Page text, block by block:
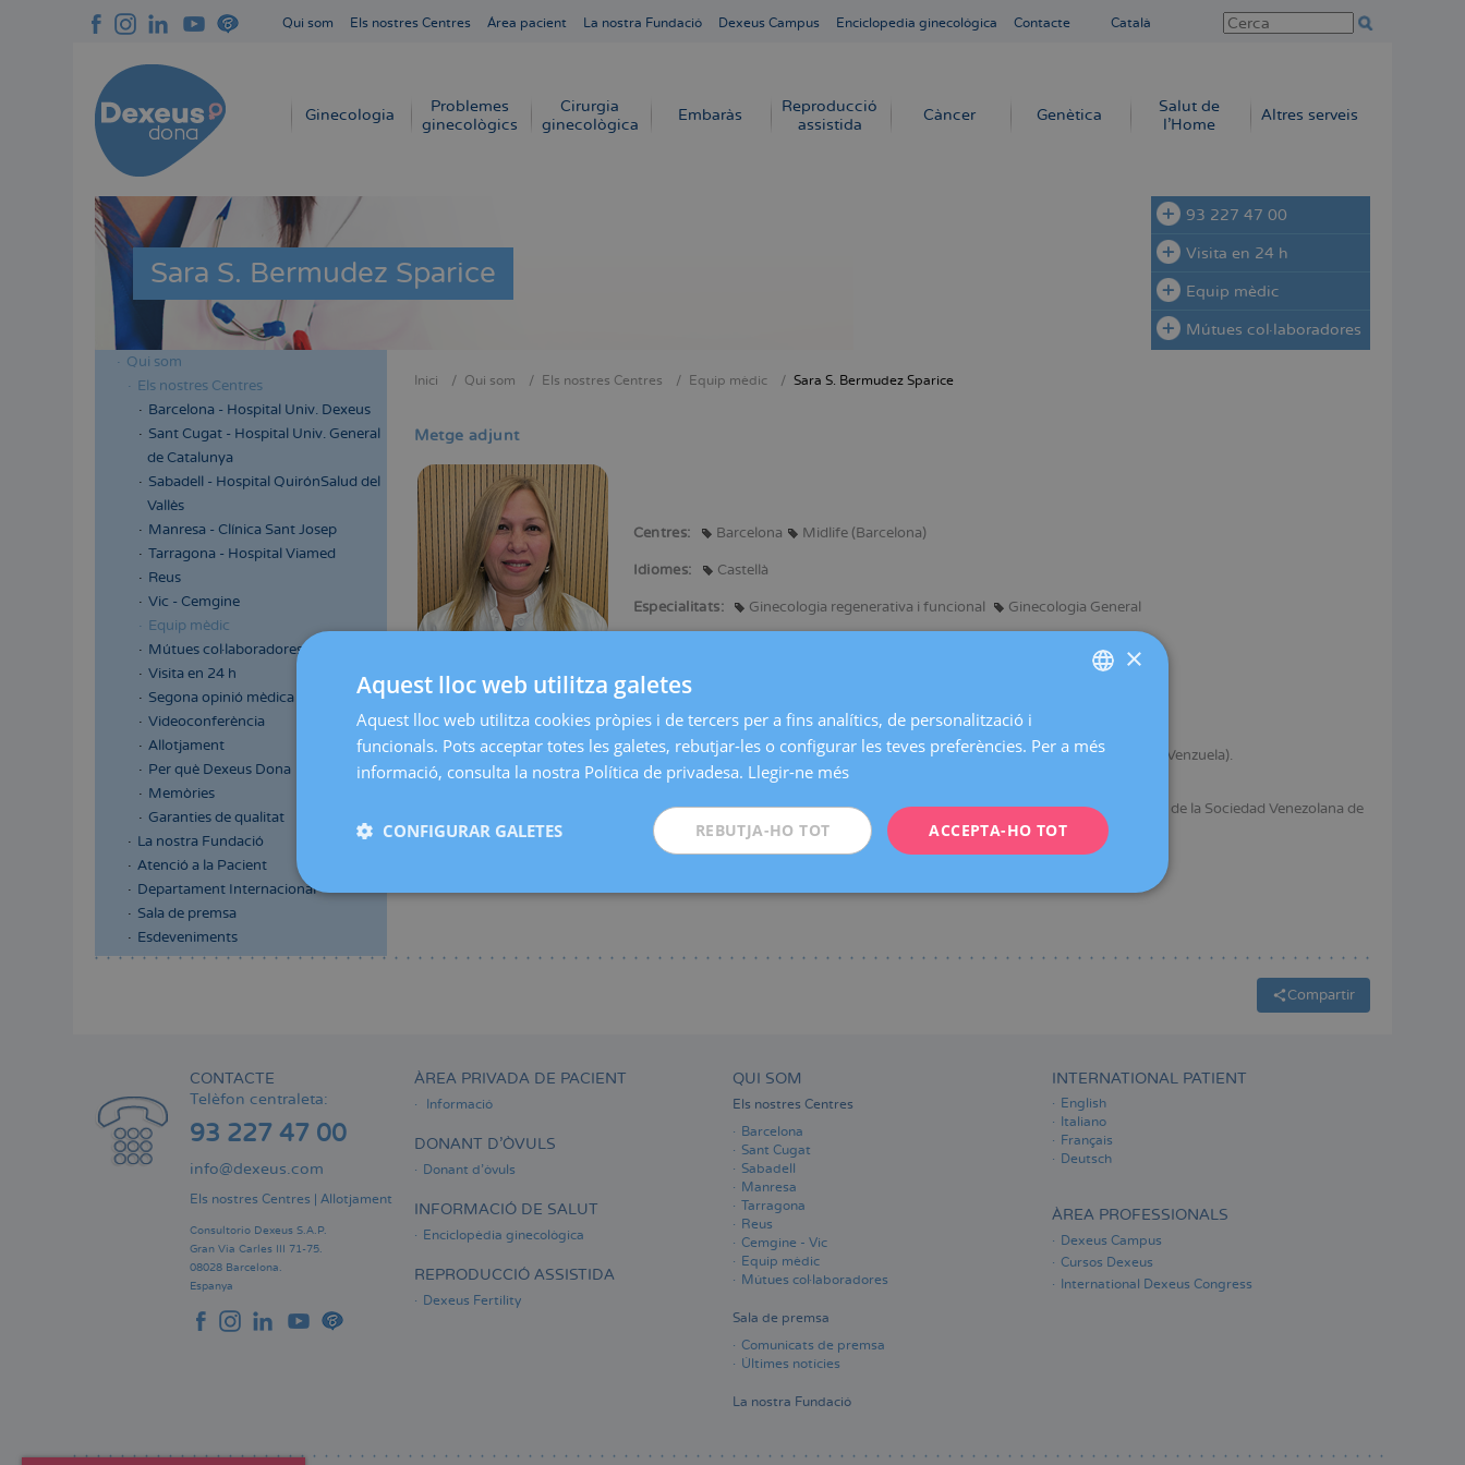
Qui som Els nostres Centres Área pacient La nostra Fundació Dexeus Campus Enciclopedia ginecológica Contacte Català
Navegación
Ginecologia
Problemes
ginecològics
Cirurgia
ginecològica
Embaràs
Reproducció
assistida
Càncer Genètica
Salut de
l'Home
Altres serveis
Sara S. Bermudez Sparice
93 227 47 00
Visita en 24 h
Equip mèdic
Mútues col·laboradores
Menú
lateral
cabecera
Qui som
Els nostres Centres
Barcelona - Hospital Univ. Dexeus
Sant Cugat - Hospital Univ. General
de Catalunya
Sabadell - Hospital QuirónSalud del
Vallès
Manresa - Clínica Sant Josep
Tarragona - Hospital Viamed
Reus
Vic - Cemgine
Equip mèdic
Mútues col·laboradores
Visita en 24 h
Segona opinió mèdica
Videoconferència
Allotjament
Per què Dexeus Dona
Memòries
Garanties de qualitat
La nostra Fundació
Atenció a la Pacient
Departament Internacional
Sala de premsa
Esdeveniments
d'Ariadna
Inici Qui som Els nostres Centres Equip mèdic Sara S. Bermudez Sparice
Metge adjunt
Centres: Barcelona Midlife (Barcelona)
Idiomes: Castellà
Especialitats: Ginecologia regenerativa i funcional Ginecologia General
Llicenciada en Medicina i Cirurgia per la Universidad de Los Andes (Veneçuela).
Formació MIR com a especialista en Ginecologia i Obstetrícia a l'Hospital Domingo Luciani (Universidad Central de Venzuela).
Membre de la Unidad de Uro-ginecología Centro Clínico Santa Ana. Puerto de la Cruz (Veneçuela) i de la Fundación de la Sociedad Venezolana de
Cirugía Endoscópica Ginecológica y Mínima Invasión (SOVECEGMI).
Compartir
CONTACTE
Telèfon centraleta:
93 227 47 00
info@dexeus.com
Els nostres Centres | Allotjament
Consultorio Dexeus S.A.P.
Gran Via Carles III 71-75.
08028 Barcelona.
Espanya
ÀREA PRIVADA DE PACIENT
Informació
DONANT D'ÒVULS
Donant d'òvuls
INFORMACIÓ DE SALUT
Enciclopèdia ginecològica
REPRODUCCIÓ ASSISTIDA
Dexeus Fertility
QUI SOM
Els nostres Centres
Barcelona
Sant Cugat
Sabadell
Manresa
Tarragona
Reus
Cemgine - Vic
Equip mèdic
Mútues col·laboradores
Sala de premsa
Comunicats de premsa
Últimes notícies
La nostra Fundació
INTERNATIONAL PATIENT
English
Italiano
Français
Deutsch
ÀREA PROFESSIONALS
Dexeus Campus
Cursos Dexeus
International Dexeus Congress
CATALÀ
FRENCH
×
Aquest lloc web utilitza galetes
Aquest lloc web utilitza cookies pròpies i de tercers per a fins analítics, de personalització i
funcionals. Pots acceptar totes les galetes, rebutjar-les o configurar les teves preferències. Per a més
informació, consulta la nostra Política de privadesa. Llegir-ne més
ACCEPTA-HO TOT
REBUTJA-HO TOT
CONFIGURAR GALETES